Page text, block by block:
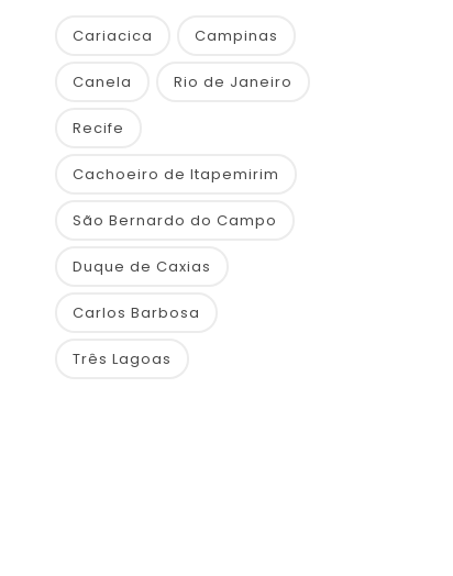
Cariacica Campinas
Canela Rio de Janeiro
Recife
Cachoeiro de Itapemirim
São Bernardo do Campo
Duque de Caxias
Carlos Barbosa
Três Lagoas